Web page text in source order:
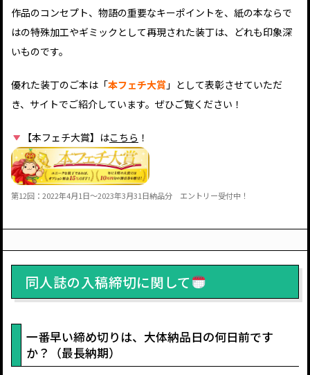
作品のコンセプト、物語の重要なキーポイントを、紙の本ならで
はの特殊加工やギミックとして再現された装丁は、どれも印象深
いものです。
優れた装丁のご本は「本フェチ大賞 」として表彰させていただ
き、サイトでご紹介しています。ぜひご覧ください！
【本フェチ大賞】はこちら ！
第12回：2022年4月1日～2023年3月31日納品分 エントリー受付中！
同人誌の入稿締切に関して
一番早い締め切りは、大体納品日の何日前です
か？（最長納期）